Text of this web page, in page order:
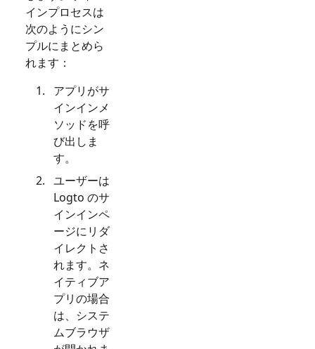
インプロセスは
次のようにシン
プルにまとめら
れます：
アプリがサ
インインメ
ソッドを呼
び出しま
す。
ユーザーは
Logto のサ
インインペ
ージにリダ
イレクトさ
れます。ネ
イティブア
プリの場合
は、システ
ムブラウザ